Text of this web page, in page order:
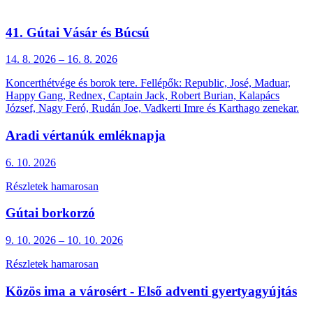
41. Gútai Vásár és Búcsú
14. 8. 2026 – 16. 8. 2026
Koncerthétvége és borok tere. Fellépők: Republic, José, Maduar,
Happy Gang, Rednex, Captain Jack, Robert Burian, Kalapács
József, Nagy Feró, Rudán Joe, Vadkerti Imre és Karthago zenekar.
Aradi vértanúk emléknapja
6. 10. 2026
Részletek hamarosan
Gútai borkorzó
9. 10. 2026 – 10. 10. 2026
Részletek hamarosan
Közös ima a városért - Első adventi gyertyagyújtás